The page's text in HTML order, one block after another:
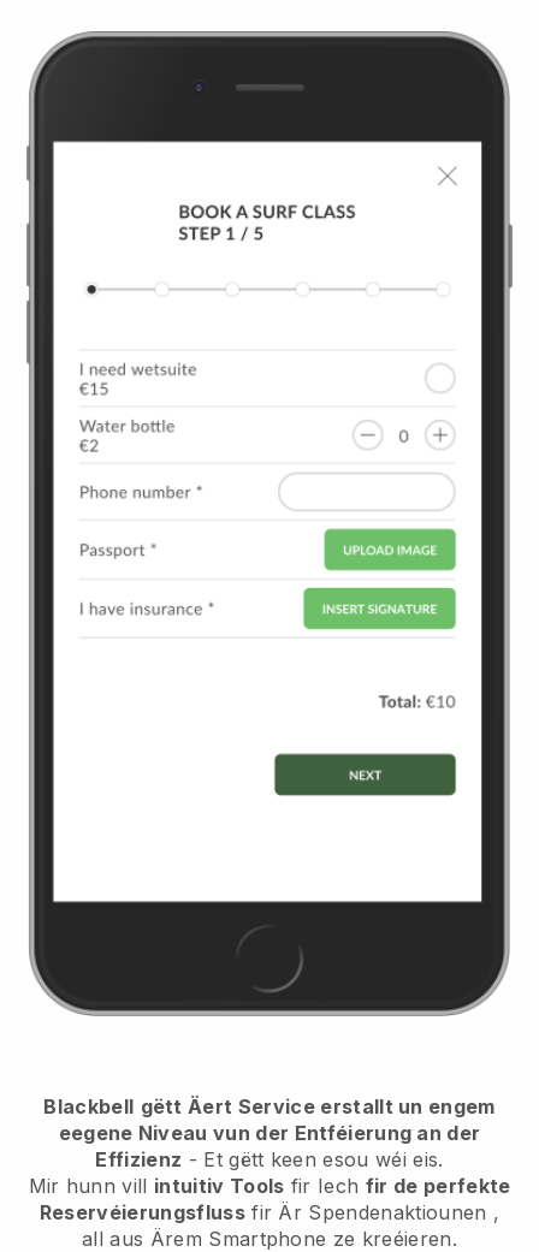
Blackbell gëtt Äert Service erstallt un engem
eegene Niveau vun der Entféierung an der
Effizienz - Et gëtt keen esou wéi eis.
Mir hunn vill intuitiv Tools fir Iech fir de perfekte
Reservéierungsfluss fir Är Spendenaktiounen ,
all aus Ärem Smartphone ze kreéieren.